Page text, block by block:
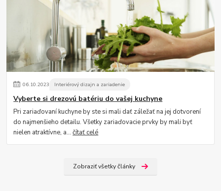
06.10.2023 Interiérový dizajn a zariadenie
Vyberte si drezovú batériu do vašej kuchyne
Pri zariaďovaní kuchyne by ste si mali dať záležať na jej dotvorení
do najmenšieho detailu. Všetky zariaďovacie prvky by mali byť
nielen atraktívne, a...čítať celé
Zobraziť všetky články